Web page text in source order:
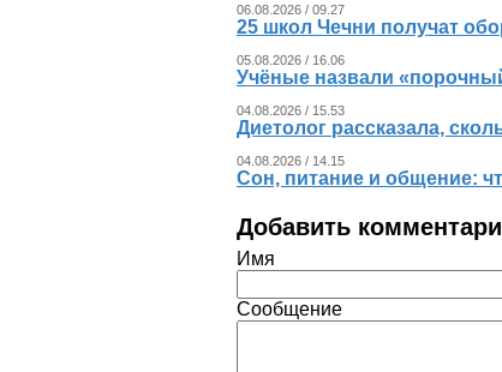
06.08.2026 / 09.27
25 школ Чечни получат
05.08.2026 / 16.06
Учёные назвали
04.08.2026 / 15.53
Диетолог рассказала,
04.08.2026 / 14.15
Сон, питание и общение:
Добавить
Имя
Сообщение